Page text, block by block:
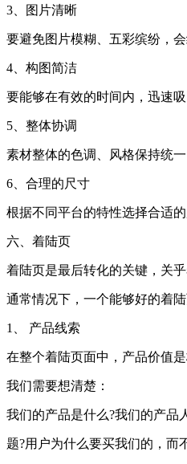
3、图片清晰
要避免图片模糊、五彩缤纷，
4、构图简洁
要能够在有效的时间内，迅速
5、整体协调
素材整体的色调、风格保持统
6、合理的尺寸
根据不同平台的特性选择合适的
六、着陆页
着陆页是最后转化的关键，关
通常情况下，一个能够好的着
1、 产品线索
在整个着陆页面中，产品价值
我们需要想清楚：
我们的产品是什么?我们的产品
题?用户为什么要买我们的，而